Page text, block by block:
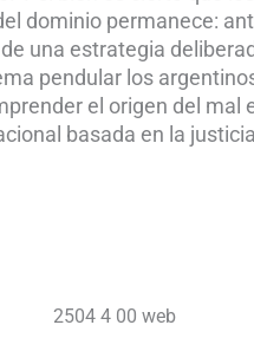
dominio permanece:
una estrategia
pendular los
el origen del mal
basada en la